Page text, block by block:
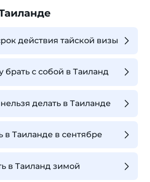
действия тайской визы
брать с собой в Таиланд
делать в Таиланде
в Таиланде в сентябре
в Таиланд зимой